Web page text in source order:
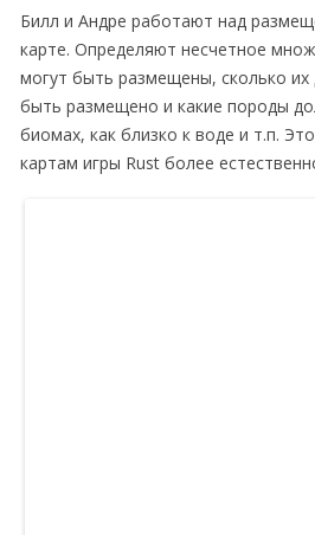
Билл и Андре работают над
карте. Определяют несчетное
могут быть размещены, сколько
быть размещено и какие породы
биомах, как близко к воде и т.п.
картам игры Rust более